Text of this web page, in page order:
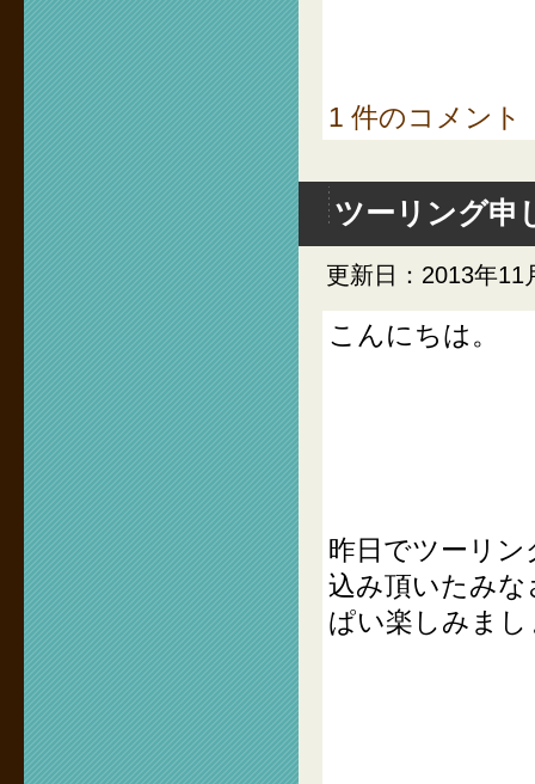
1 件のコメント
ツーリング申
更新日：2013年11
こんにちは。
昨日でツーリ
込み頂いたみ
ぱい楽しみまし